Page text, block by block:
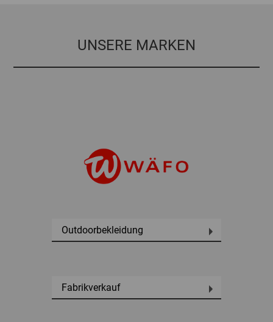
UNSERE MARKEN
Outdoorbekleidung
Fabrikverkauf